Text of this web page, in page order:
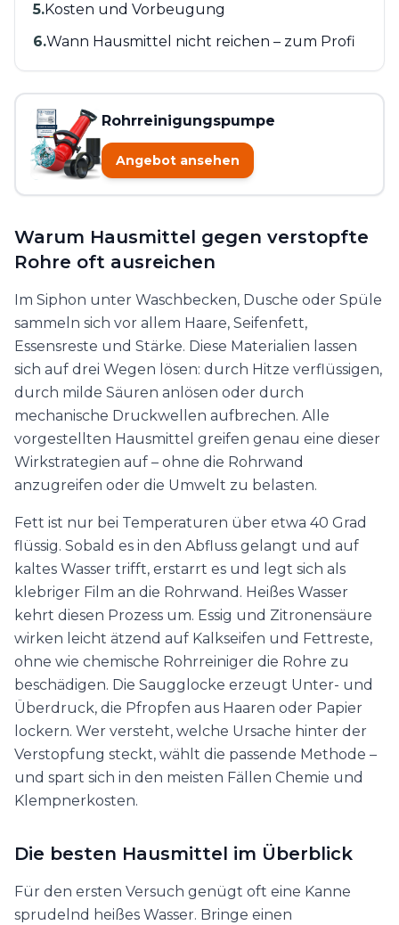
5.Kosten und Vorbeugung
6.Wann Hausmittel nicht reichen – zum Profi
Rohrreinigungspumpe
Angebot ansehen
Warum Hausmittel gegen verstopfte
Rohre oft ausreichen
Im Siphon unter Waschbecken, Dusche oder Spüle
sammeln sich vor allem Haare, Seifenfett,
Essensreste und Stärke. Diese Materialien lassen
sich auf drei Wegen lösen: durch Hitze verflüssigen,
durch milde Säuren anlösen oder durch
mechanische Druckwellen aufbrechen. Alle
vorgestellten Hausmittel greifen genau eine dieser
Wirkstrategien auf – ohne die Rohrwand
anzugreifen oder die Umwelt zu belasten.
Fett ist nur bei Temperaturen über etwa 40 Grad
flüssig. Sobald es in den Abfluss gelangt und auf
kaltes Wasser trifft, erstarrt es und legt sich als
klebriger Film an die Rohrwand. Heißes Wasser
kehrt diesen Prozess um. Essig und Zitronensäure
wirken leicht ätzend auf Kalkseifen und Fettreste,
ohne wie chemische Rohrreiniger die Rohre zu
beschädigen. Die Saugglocke erzeugt Unter- und
Überdruck, die Pfropfen aus Haaren oder Papier
lockern. Wer versteht, welche Ursache hinter der
Verstopfung steckt, wählt die passende Methode –
und spart sich in den meisten Fällen Chemie und
Klempnerkosten.
Die besten Hausmittel im Überblick
Für den ersten Versuch genügt oft eine Kanne
sprudelnd heißes Wasser. Bringe einen